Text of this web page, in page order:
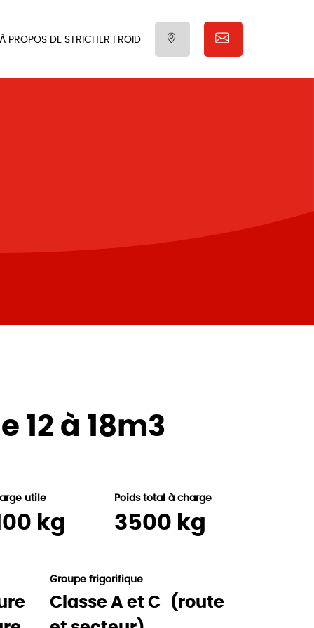
À PROPOS DE STRICHER FROID
12 à 18m3
utile
kg
Poids total à charge
3500 kg
Groupe frigorifique
Classe A et C (route